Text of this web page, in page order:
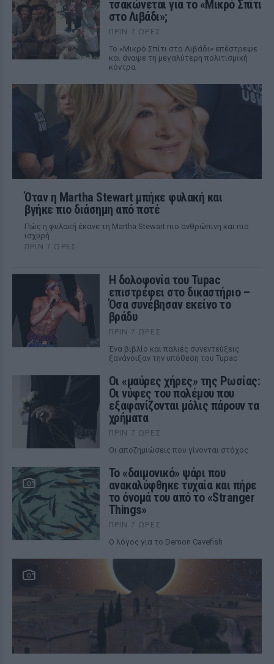
τσακώνεται για το «Μικρό Σπίτι
στο Λιβάδι»;
ΠΡΙΝ 7 ΏΡΕΣ
Το «Μικρό Σπίτι στο Λιβάδι» επέστρεψε
και άναψε τη μεγαλύτερη πολιτισμική
κόντρα
Όταν η Martha Stewart μπήκε φυλακή και
βγήκε πιο διάσημη από ποτέ
Πώς η φυλακή έκανε τη Martha Stewart πιο ανθρώπινη και πιο
ισχυρή
ΠΡΙΝ 7 ΏΡΕΣ
Η δολοφονία του Tupac
επιστρέφει στο δικαστήριο –
Όσα συνέβησαν εκείνο το
βράδυ
ΠΡΙΝ 7 ΏΡΕΣ
Ένα βιβλίο και παλιές συνεντεύξεις
ξανάνοιξαν την υπόθεση του Tupac
Οι «μαύρες χήρες» της Ρωσίας:
Οι νύφες του πολέμου που
εξαφανίζονται μόλις πάρουν τα
χρήματα
ΠΡΙΝ 7 ΏΡΕΣ
Οι αποζημιώσεις που γίνονται στόχος
Το «δαιμονικό» ψάρι που
ανακαλύφθηκε τυχαία και πήρε
το όνομά του από το «Stranger
Things»
ΠΡΙΝ 7 ΏΡΕΣ
Ο λόγος για το Demon Cavefish